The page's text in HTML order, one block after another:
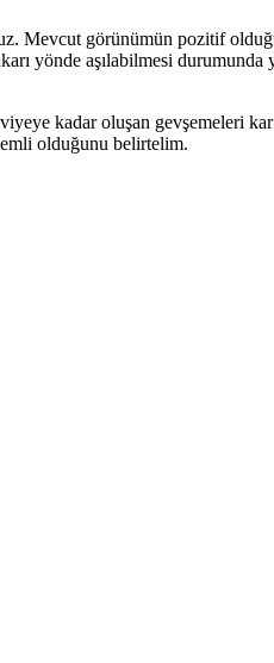
Mevcut görünümün pozitif
yönde aşılabilmesi
kadar oluşan gevşemeleri kar
olduğunu belirtelim.